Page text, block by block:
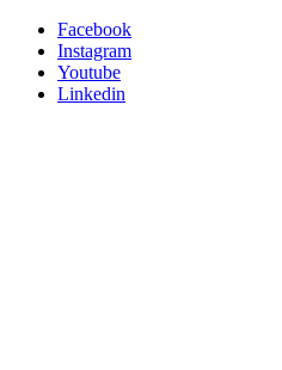
Facebook
Instagram
Youtube
Linkedin